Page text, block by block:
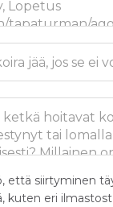
että siirtyminen
kuten eri